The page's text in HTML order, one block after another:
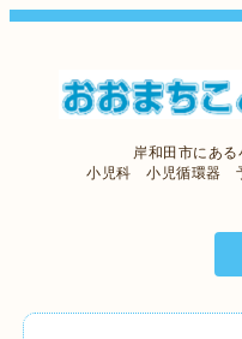
岸和田市にあ
小児科 小児循環器